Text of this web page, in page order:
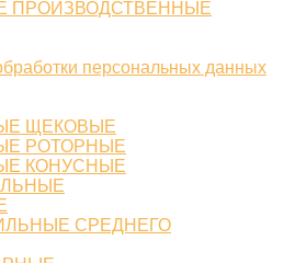
ПРОИЗВОДСТВЕННЫЕ
персональных данных
ЩЕКОВЫЕ
РОТОРНЫЕ
КОНУСНЫЕ
СРЕДНЕГО